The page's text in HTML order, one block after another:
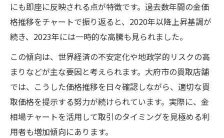
にも即座に反映される点が特徴です。過去数年間の金価
格推移をチャートで振り返ると、2020年以降上昇基調が
続き、2023年には一時的な高騰も見られました。
この傾向は、世界経済の不安定化や地政学的リスクの高
まりなどが主な要因と考えられます。大府市の買取店舗
では、こうした価格推移を日々確認しながら、適切な買
取価格を提示する努力が続けられています。実際に、金
相場チャートを活用して取引のタイミングを見極める利
用者も増加傾向にあります。